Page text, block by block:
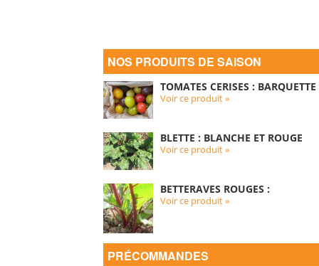
NOS PRODUITS DE SAISON
TOMATES CERISES :
Voir ce produit »
BLETTE : BLANCHE ET ROUGE
Voir ce produit »
BETTERAVES ROUGES :
Voir ce produit »
PRÉCOMMANDES